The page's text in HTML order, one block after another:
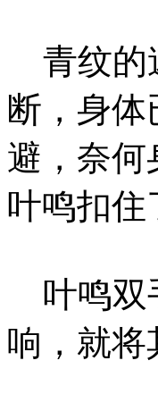
青纹的
断，身
避，奈何
叶鸣扣住
叶鸣双
响，就将